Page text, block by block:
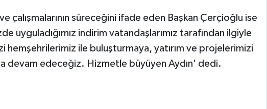
çalışmalarının süreceğini ifade eden Başkan Çerçioğlu ise
uyguladığımız indirim vatandaşlarımız tarafından ilgiyle
hemşehrilerimiz ile buluşturmaya, yatırım ve projelerimizi
devam edeceğiz. Hizmetle büyüyen Aydın' dedi.